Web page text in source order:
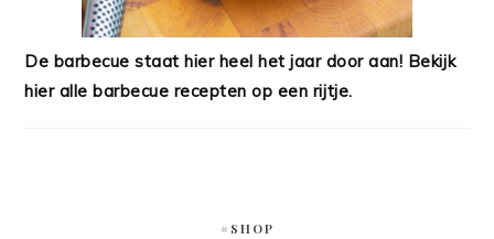
De barbecue staat hier heel het jaar door aan! Bekijk
hier alle barbecue recepten op een rijtje.
#SHOP